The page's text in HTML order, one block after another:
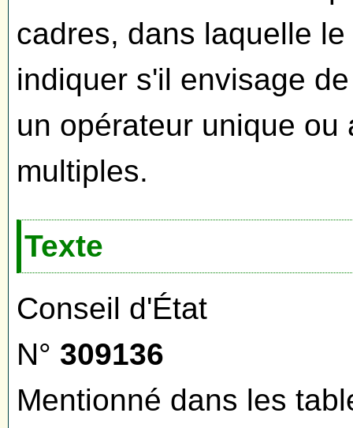
cadres, dans laquelle
indiquer s'il envisage
un opérateur unique
multiples.
Texte
Conseil d'État
N° 309136
Mentionné dans les